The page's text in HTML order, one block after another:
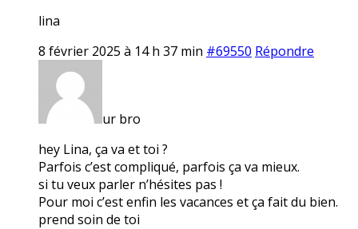
lina
8 février 2025 à 14 h 37 min #69550 Répondre
ur bro
hey Lina, ça va et toi ?
Parfois c’est compliqué, parfois ça va mieux.
si tu veux parler n’hésites pas !
Pour moi c’est enfin les vacances et ça fait du bien.
prend soin de toi